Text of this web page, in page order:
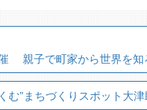
親子で町家から世界を知
む”まちづくりスポット大